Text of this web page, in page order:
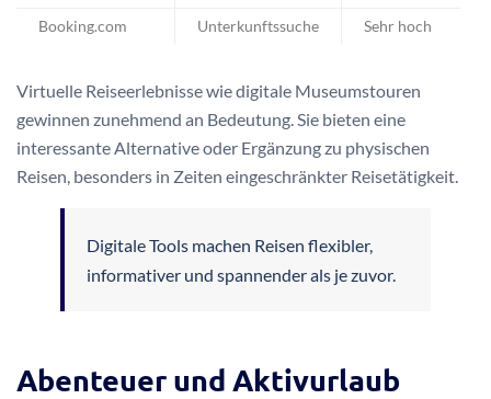
Booking.com Unterkunftssuche Sehr hoch
Virtuelle Reiseerlebnisse wie digitale Museumstouren
gewinnen zunehmend an Bedeutung. Sie bieten eine
interessante Alternative oder Ergänzung zu physischen
Reisen, besonders in Zeiten eingeschränkter Reisetätigkeit.
Digitale Tools machen Reisen flexibler,
informativer und spannender als je zuvor.
Abenteuer und Aktivurlaub